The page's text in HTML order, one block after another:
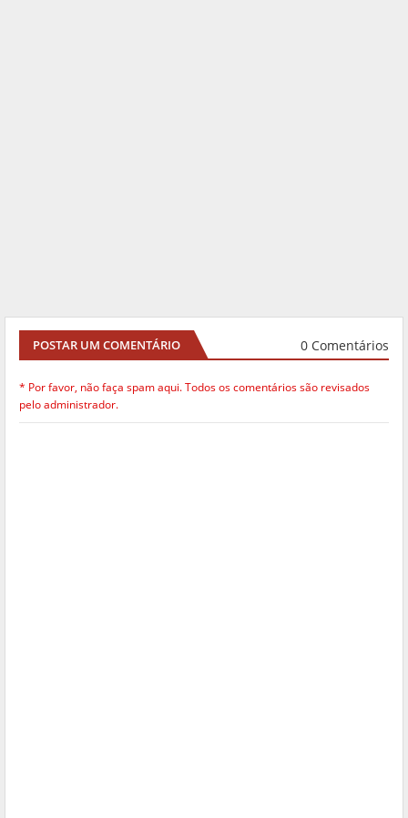
POSTAR UM COMENTÁRIO 0 Comentários
* Por favor, não faça spam aqui. Todos os comentários são revisados
pelo administrador.